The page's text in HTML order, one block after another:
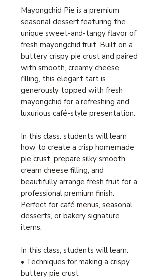
Mayongchid Pie is a premium
seasonal dessert featuring the
unique sweet-and-tangy flavor of
fresh mayongchid fruit. Built on a
buttery crispy pie crust and paired
with smooth, creamy cheese
filling, this elegant tart is
generously topped with fresh
mayongchid for a refreshing and
luxurious café-style presentation.
In this class, students will learn
how to create a crisp homemade
pie crust, prepare silky smooth
cream cheese filling, and
beautifully arrange fresh fruit for a
professional premium finish.
Perfect for café menus, seasonal
desserts, or bakery signature
items.
In this class, students will learn:
• Techniques for making a crispy
buttery pie crust